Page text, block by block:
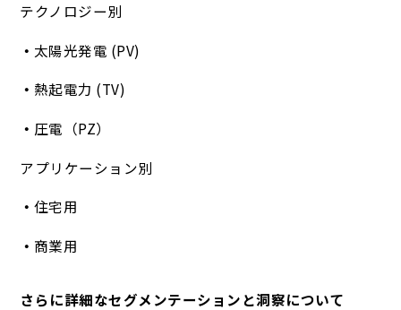
テクノロジー別
太陽光発電 (PV)
熱起電力 (TV)
圧電（PZ）
アプリケーション別
住宅用
商業用
さらに詳細なセグメンテーションと洞察について